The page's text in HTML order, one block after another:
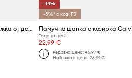
Guess шапка с козирка мъжка от деним BERLIN
-14%
-5%* с код: FS
Текуща цена:
22,99 €
Редовна цена: 45,97 €
Най-ниска цена: 26,99 €